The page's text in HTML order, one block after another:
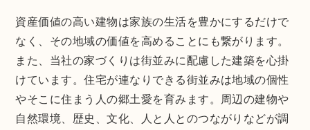
資産価値の高い建物は家族の生活を豊かにするだけで
なく、その地域の価値を高めることにも繋がります。
また、当社の家づくりは街並みに配慮した建築を心掛
けています。住宅が連なりできる街並みは地域の個性
やそこに住まう人の郷土愛を育みます。周辺の建物や
自然環境、歴史、文化、人と人とのつながりなどが調